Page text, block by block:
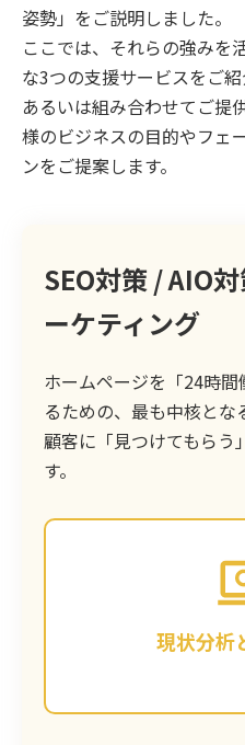
姿勢」をご説明しました。
ここでは、それらの強みを
な3つの支援サービスをご紹
あるいは組み合わせてご提
様のビジネスの目的やフェ
ンをご提案します。
SEO対策 / AIO
ーケティング
ホームページを「24時
るための、最も中核とな
顧客に「見つけてもらう
す。
現状分析
まずは、お客様のサ
析します。鹿児島の
戦略か？ どんなキー
か？ お客様のビジネ
島で「勝てる」キー
コンテ